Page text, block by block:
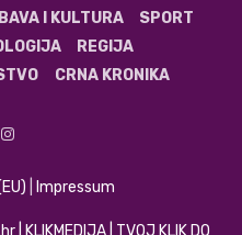
I KULTURA
SPORT
REGIJA
CRNA KRONIKA
Impressum